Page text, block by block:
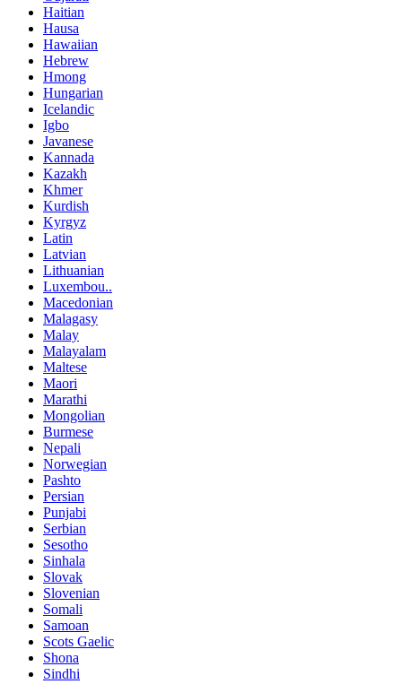
Haitian
Hausa
Hawaiian
Hebrew
Hmong
Hungarian
Icelandic
Igbo
Javanese
Kannada
Kazakh
Khmer
Kurdish
Kyrgyz
Latin
Latvian
Lithuanian
Luxembou..
Macedonian
Malagasy
Malay
Malayalam
Maltese
Maori
Marathi
Mongolian
Burmese
Nepali
Norwegian
Pashto
Persian
Punjabi
Serbian
Sesotho
Sinhala
Slovak
Slovenian
Somali
Samoan
Scots Gaelic
Shona
Sindhi